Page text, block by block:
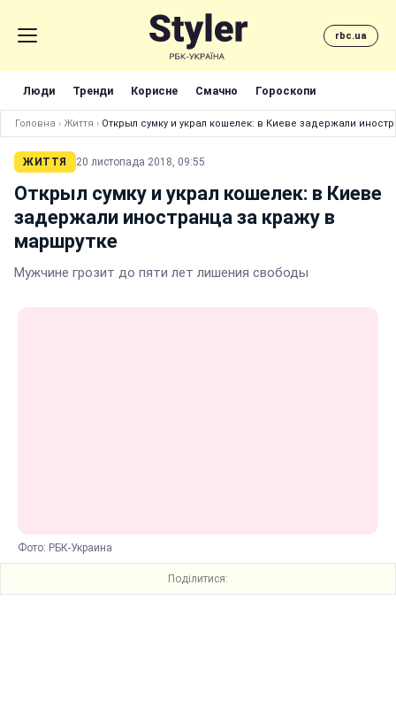
rbc.ua
Люди Тренди Корисне Смачно Гороскопи
Головна › Життя › Открыл сумку и украл кошелек: в Киеве задержали
ЖИТТЯ 20 листопада 2018, 09:55
Открыл сумку и украл кошелек: в Киеве
задержали иностранца за кражу в
маршрутке
Мужчине грозит до пяти лет лишения свободы
Фото: РБК-Украина
Поділитися: